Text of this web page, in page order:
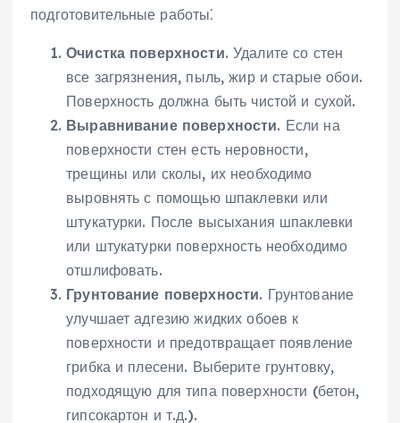
подготовительные работы⁚
Очистка поверхности. Удалите со стен
все загрязнения, пыль, жир и старые обои.
Поверхность должна быть чистой и сухой.
Выравнивание поверхности. Если на
поверхности стен есть неровности,
трещины или сколы, их необходимо
выровнять с помощью шпаклевки или
штукатурки. После высыхания шпаклевки
или штукатурки поверхность необходимо
отшлифовать.
Грунтование поверхности. Грунтование
улучшает адгезию жидких обоев к
поверхности и предотвращает появление
грибка и плесени. Выберите грунтовку,
подходящую для типа поверхности (бетон,
гипсокартон и т.д.).